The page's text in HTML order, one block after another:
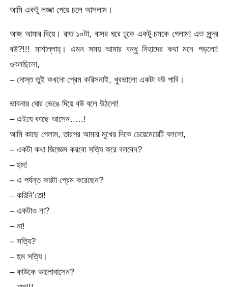
আমি একটু লজ্জা পেয়ে চলে আসলাম।
আজ আমার বিয়ে। রাত ১০টা, বাসর ঘরে ঢুকে একটু চমকে গেলাম! এত সুন্দর
বউ?!!! মাশাল্লাহ্। এমন সময় আমার বন্ধু নিহাদের কথা মনে পড়লো!
ওবলছিলো,
– দোস্ত তুই কখনো প্রেম করিসনাই, খুবভালো একটা বউ পাবি।
ভাবনার ঘোর ভেঙে দিয়ে বউ বলে উঠলো!
– এইযে কাছে আসেন…..!
আমি কাছে গেলাম, তারপর আমার মুখের দিকে চেয়েমেয়েটি বললো,
– একটা কথা জিজ্ঞেস করবো সত্যি করে বলবেন?
– হুম!
– এ পর্যন্ত কয়টা প্রেম করেছেন?
– করিনি’তো!
– একটাও না?
– না!
– সত্যি?
– হুম সত্যি।
– কাউকে ভালোবাসেন?